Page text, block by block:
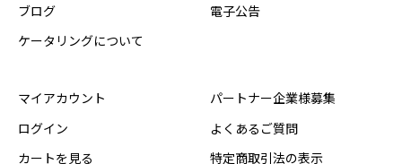
ブログ
ケータリングについて
電子公告
マイアカウント
ログイン
カートを見る
パートナー企業様募集
よくあるご質問
特定商取引法の表示